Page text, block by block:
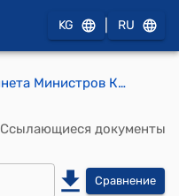
KG RU
Постановление Кабинета Министров КР от 15 октября 2025 года № 669 "О внесении изменения в постановление Правительства Кыргызской Республики "Об упорядочении ношения специальной и ведомственной формы одежды" от 3 декабря 2015 года № 829"
Ссылающиеся документы
Сравнение